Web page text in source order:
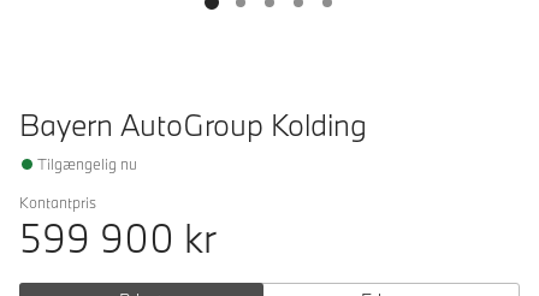
Bayern AutoGroup Kolding
Tilgængelig nu
Kontantpris
599 900 kr